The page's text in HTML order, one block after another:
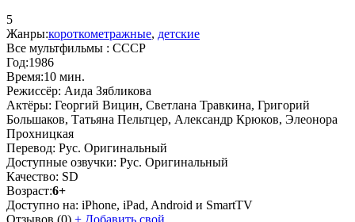
5
Жанры:короткометражные, детские
Все мультфильмы : СССР
Год:1986
Время:10 мин.
Режиссёр: Аида Зябликова
Актёры: Георгий Вицин, Светлана Травкина, Григорий
Большаков, Татьяна Пельтцер, Александр Крюков, Элеонора
Прохницкая
Перевод: Рус. Оригинальный
Доступные озвучки: Рус. Оригинальный
Качество: SD
Возраст:6+
Доступно на: iPhone, iPad, Android и SmartTV
Отзывов (0) + Добавить свой